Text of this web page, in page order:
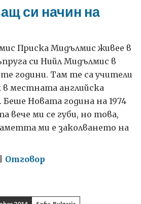
си начин на
Приска Мидълмис живее в
си Нийл Мидълмис в
години. Там те са учители
в местната английска
Беше Новата година на 1974
вече ми се губи, но това,
ми е заколването на
onОтговор